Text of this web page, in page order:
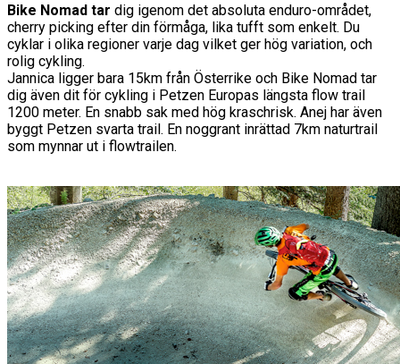
Bike Nomad tar dig igenom det absoluta enduro-området,
cherry picking efter din förmåga, lika tufft som enkelt. Du
cyklar i olika regioner varje dag vilket ger hög variation, och
rolig cykling.
Jannica ligger bara 15km från Österrike och Bike Nomad tar
dig även dit för cykling i Petzen Europas längsta flow trail
1200 meter. En snabb sak med hög kraschrisk. Anej har även
byggt Petzen svarta trail. En noggrant inrättad 7km naturtrail
som mynnar ut i flowtrailen.